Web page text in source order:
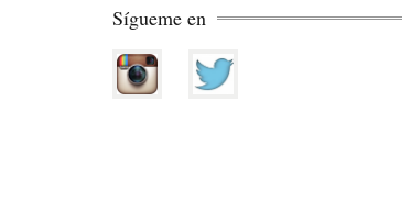
Sígueme en